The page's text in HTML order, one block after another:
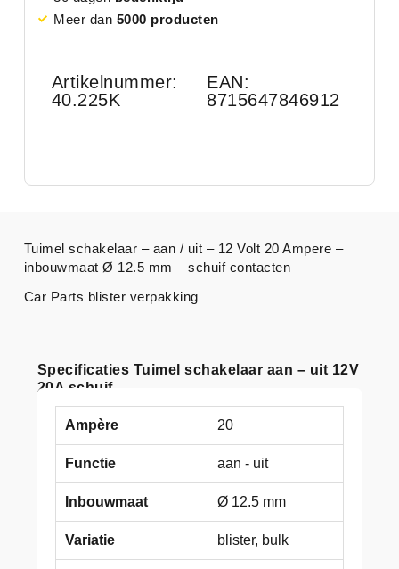
Meer dan 5000 producten
Artikelnummer:
40.225K
EAN:
8715647846912
Specificaties Tuimel schakelaar aan – uit 12V
20A schuif
Ampère 20
Functie aan - uit
Inbouwmaat Ø 12.5 mm
Variatie blister, bulk
Tuimel schakelaar – aan / uit – 12 Volt 20 Ampere –
inbouwmaat Ø 12.5 mm – schuif contacten
Car Parts blister verpakking